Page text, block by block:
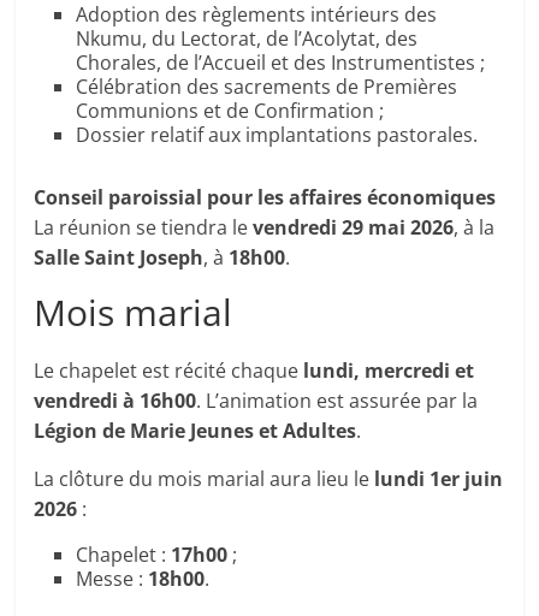
Adoption des règlements intérieurs des
Nkumu, du Lectorat, de l’Acolytat, des
Chorales, de l’Accueil et des Instrumentistes ;
Célébration des sacrements de Premières
Communions et de Confirmation ;
Dossier relatif aux implantations pastorales.
Conseil paroissial pour les affaires économiques
La réunion se tiendra levendredi 29 mai 2026, à la
Salle Saint Joseph, à 18h00.
Mois marial
Le chapelet est récité chaque lundi, mercredi et
vendredi à 16h00. L’animation est assurée par la
Légion de Marie Jeunes et Adultes.
La clôture du mois marial aura lieu le lundi 1er juin
2026 :
Chapelet : 17h00;
Messe : 18h00.